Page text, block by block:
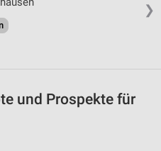
❯
und Prospekte für